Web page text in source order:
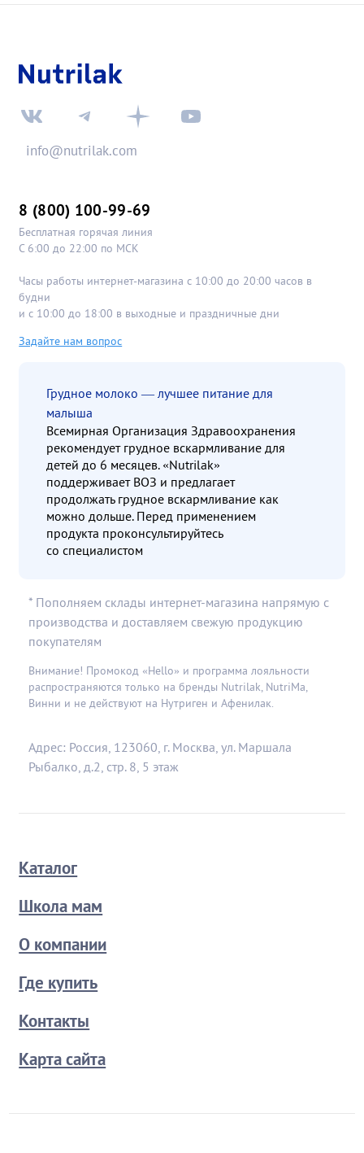
info@nutrilak.com
8 (800) 100-99-69
Бесплатная горячая линия
С 6:00 до 22:00 по МСК
Часы работы интернет-магазина с 10:00 до 20:00 часов в
будни
и с 10:00 до 18:00 в выходные и праздничные дни
Задайте нам вопрос
Грудное молоко — лучшее питание для
малыша
Всемирная Организация Здравоохранения
рекомендует грудное вскармливание для
детей до 6 месяцев. «Nutrilak»
поддерживает ВОЗ и предлагает
продолжать грудное вскармливание как
можно дольше. Перед применением
продукта проконсультируйтесь
со специалистом
* Пополняем склады интернет-магазина напрямую с
производства и доставляем свежую продукцию
покупателям
Внимание! Промокод «Hello» и программа лояльности
распространяются только на бренды Nutrilak, NutriMa,
Винни и не действуют на Нутриген и Афенилак.
Адрес: Россия, 123060, г. Москва, ул. Маршала
Рыбалко, д.2, стр. 8, 5 этаж
Каталог
Школа мам
О компании
Где купить
Контакты
Карта сайта